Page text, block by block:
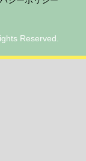
Reserved.